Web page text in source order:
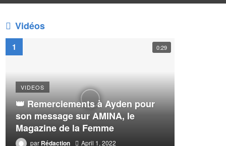
Vidéos
0:29
VIDEOS
👑 Remerciements à Ayden pour
son message sur AMINA, le
Magazine de la Femme
par Rédaction April 1, 2022